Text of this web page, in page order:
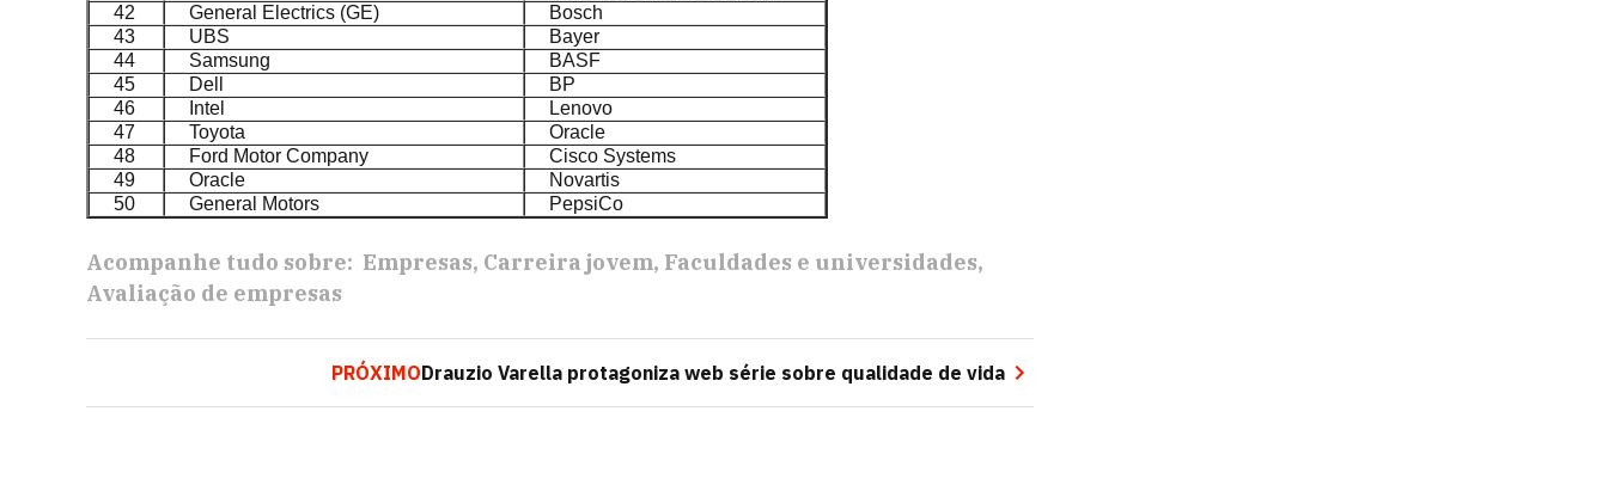
42
General Electrics (GE)
Bosch
43
UBS
Bayer
44
Samsung
BASF
45
Dell
BP
46
Intel
Lenovo
47
Toyota
Oracle
48
Ford Motor Company
Cisco Systems
49
Oracle
Novartis
50
General Motors PepsiCo
Acompanhe tudo sobre: Empresas Carreira jovem Faculdades e universidades
Avaliação de empresas
PRÓXIMODrauzio Varella protagoniza web série sobre qualidade de vida